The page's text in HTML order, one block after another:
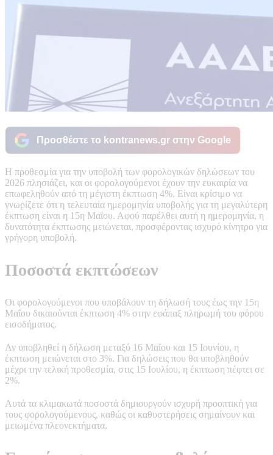
Προσθέστε το kontranews.gr στην Google
Η προθεσμία για την υποβολή των φορολογικών δηλώσεων του
2026 πλησιάζει, και οι φορολογούμενοι έχουν την ευκαιρία να
επωφεληθούν από τη μέγιστη έκπτωση 4%. Είναι κρίσιμο να
γνωρίζετε ότι η τελευταία ημερομηνία υποβολής για τη μεγαλύτερη
έκπτωση είναι η 15η Μαΐου. Αφού παρέλθει αυτή η ημερομηνία, η
δυνατότητα έκπτωσης μειώνεται, προσφέροντας ισχυρό κίνητρο για
γρήγορη υποβολή.
Ποσοστά εκπτώσεων
Οι φορολογούμενοι που υποβάλουν τη δήλωσή τους έως την 15η
Μαΐου δικαιούνται έκπτωση 4% στην εφάπαξ πληρωμή του φόρου
εισοδήματος.
Αν υποβληθεί η δήλωση μεταξύ 16 Μαΐου και 15 Ιουνίου, η
έκπτωση μειώνεται στο 3%. Για δηλώσεις που θα υποβληθούν
μέχρι την τελική προθεσμία, στις 15 Ιουλίου, η έκπτωση πέφτει σε
2%.
Αυτά τα κλιμακωτά ποσοστά δημιουργούν ισχυρή προοπτική για
τους φορολογούμενους, καθώς οι καθυστερήσεις σημαίνουν και
μειωμένα πλεονεκτήματα.